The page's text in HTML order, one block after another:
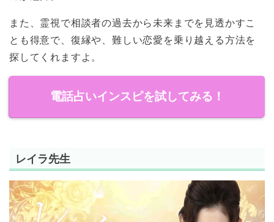
また、霊視で相談者の過去から未来までを見透かすこ
とも得意で、復縁や、難しい恋愛を乗り越える方法を
探してくれますよ。
電話占いインスピを試してみる！
レイラ先生